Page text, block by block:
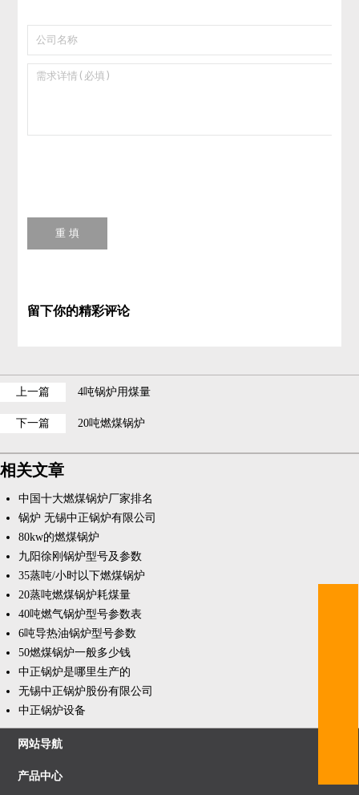
重 填
留下你的精彩评论
上一篇 4吨锅炉用煤量
下一篇 20吨燃煤锅炉
相关文章
中国十大燃煤锅炉厂家排名
锅炉 无锡中正锅炉有限公司
80kw的燃煤锅炉
九阳徐刚锅炉型号及参数
35蒸吨/小时以下燃煤锅炉
20蒸吨燃煤锅炉耗煤量
40吨燃气锅炉型号参数表
6吨导热油锅炉型号参数
50燃煤锅炉一般多少钱
中正锅炉是哪里生产的
无锡中正锅炉股份有限公司
中正锅炉设备
网站导航
产品中心